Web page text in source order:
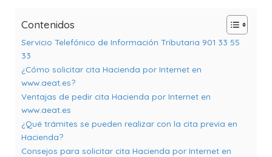
Contenidos
Servicio Telefónico de Información Tributaria 901 33 55
33
¿Cómo solicitar cita Hacienda por Internet en
www.aeat.es?
Ventajas de pedir cita Hacienda por Internet en
www.aeat.es
¿Qué trámites se pueden realizar con la cita previa en
Hacienda?
Consejos para solicitar cita Hacienda por Internet en